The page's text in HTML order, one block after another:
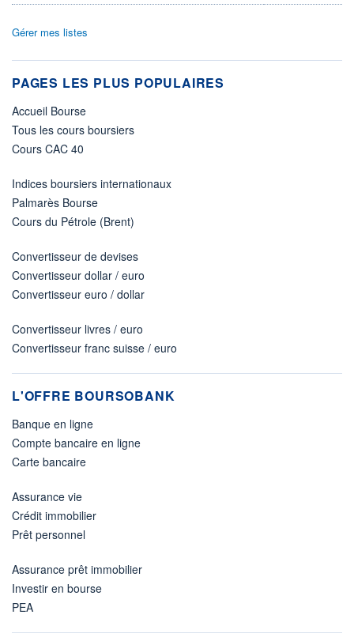
Gérer mes listes
PAGES LES PLUS POPULAIRES
Accueil Bourse
Tous les cours boursiers
Cours CAC 40
Indices boursiers internationaux
Palmarès Bourse
Cours du Pétrole (Brent)
Convertisseur de devises
Convertisseur dollar / euro
Convertisseur euro / dollar
Convertisseur livres / euro
Convertisseur franc suisse / euro
L'OFFRE BOURSOBANK
Banque en ligne
Compte bancaire en ligne
Carte bancaire
Assurance vie
Crédit immobilier
Prêt personnel
Assurance prêt immobilier
Investir en bourse
PEA